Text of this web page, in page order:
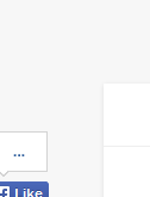
on
Facebook